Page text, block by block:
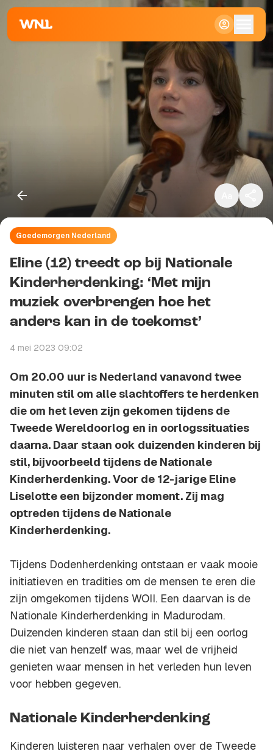
Klein
Standaard
Groot
Goedemorgen Nederland
Eline (12) treedt op bij Nationale
Kinderherdenking: ‘Met mijn
muziek overbrengen hoe het
anders kan in de toekomst’
4 mei 2023 09:02
Om 20.00 uur is Nederland vanavond twee
minuten stil om alle slachtoffers te herdenken
die om het leven zijn gekomen tijdens de
Tweede Wereldoorlog en in oorlogssituaties
daarna. Daar staan ook duizenden kinderen bij
stil, bijvoorbeeld tijdens de Nationale
Kinderherdenking. Voor de 12-jarige Eline
Liselotte een bijzonder moment. Zij mag
optreden tijdens de Nationale
Kinderherdenking.
Tijdens Dodenherdenking ontstaan er vaak mooie
initiatieven en tradities om de mensen te eren die
zijn omgekomen tijdens WOII. Een daarvan is de
Nationale Kinderherdenking in Madurodam.
Duizenden kinderen staan dan stil bij een oorlog
die niet van henzelf was, maar wel de vrijheid
genieten waar mensen in het verleden hun leven
voor hebben gegeven.
Nationale Kinderherdenking
Kinderen luisteren naar verhalen over de Tweede